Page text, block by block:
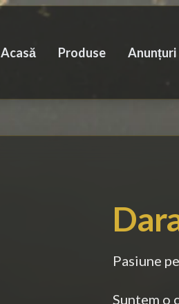
Acasă Produse Anunțuri
Pasiune
Suntem o